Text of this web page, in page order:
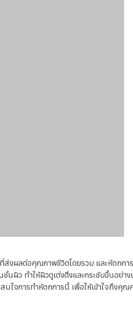
งผลต่อคุณภาพชีวิตโดยรวม และหัตถกา
ผิว ทำให้ผิวดูเต่งตึงและกระชับขึ้นอย่าง
ใจการทำหัตถการนี้ เพื่อให้เข้าใจถึงคุ